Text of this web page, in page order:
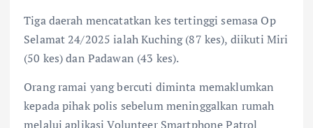
Tiga daerah mencatatkan kes tertinggi semasa Op
Selamat 24/2025 ialah Kuching (87 kes), diikuti Miri
(50 kes) dan Padawan (43 kes).
Orang ramai yang bercuti diminta memaklumkan
kepada pihak polis sebelum meninggalkan rumah
melalui aplikasi Volunteer Smartphone Patrol